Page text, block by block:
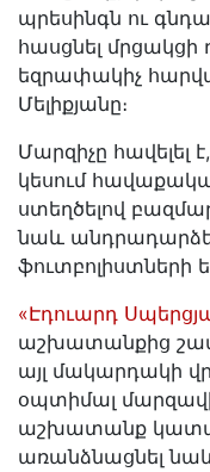
պրեսինգն ու
հասցնել
եզրափակիչ
Մելիքյանը։
Մարզիչը
կեսում
ստեղծելով
նաև
ֆուտբոլիստների
«Էդուարդ
աշխատանքից
այլ մակարդակի
օպտիմալ
աշխատանք
առանձնացնել